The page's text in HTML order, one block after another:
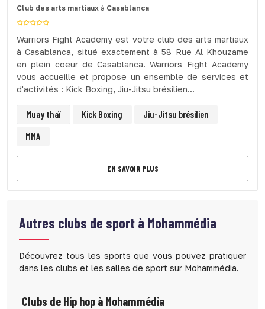
Club des arts martiaux à Casablanca
Warriors Fight Academy est votre club des arts martiaux
à Casablanca, situé exactement à 58 Rue Al Khouzame
en plein coeur de Casablanca. Warriors Fight Academy
vous accueille et propose un ensemble de services et
d'activités : Kick Boxing, Jiu-Jitsu brésilien...
Muay thaï Kick Boxing
Jiu-Jitsu brésilien
MMA
EN SAVOIR PLUS
Autres clubs de sport à Mohammédia
Découvrez tous les sports que vous pouvez pratiquer
dans les clubs et les salles de sport sur Mohammédia.
Clubs de Hip hop à Mohammédia